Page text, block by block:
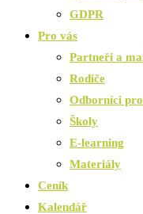
GDPR
Pro vás
Partneři a
Rodiče
Odborníci
Školy
E-learning
Materiály
Ceník
Kalendář